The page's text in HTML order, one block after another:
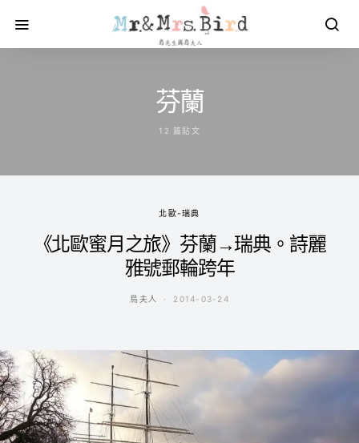
芬蘭
12 篇貼文
北歐-瑞典
《北歐蜜月之旅》芬蘭→瑞典。詩麗
雅號郵輪跨年
鳥夫人 2014-03-24